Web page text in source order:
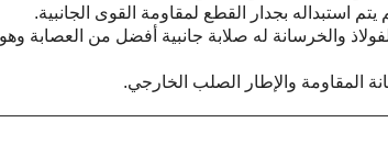
استبداله بجدار القطع لمقاومة القوى الجانبية.
والخرسانة له صلابة جانبية أفضل من العصابة وهو
المقاومة والإطار الصلب الخارجي.